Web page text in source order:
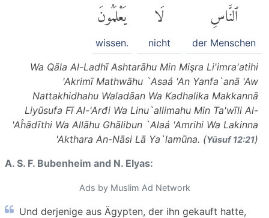
ٱلنَّاسِ
der Menschen
لَا
nicht
يَعْلَمُونَ
wissen.
Wa Qāla Al-Ladhī Ashtarāhu Min Mişra Li'imra'atihi
'Akrimī Mathwāhu `Asaá 'An Yanfa`anā 'Aw
Nattakhidhahu Waladāan Wa Kadhalika Makkannā
Liyūsufa Fī Al-'Arđi Wa Linu`allimahu Min Ta'wīli Al-
'Aĥādīthi Wa Allāhu Ghālibun `Alaá 'Amrihi Wa Lakinna
'Akthara An-Nāsi Lā Ya`lamūna. (Yūsuf 12:21)
A. S. F. Bubenheim and N. Elyas:
Ads by Muslim Ad Network
Und derjenige aus Ägypten, der ihn gekauft hatte,